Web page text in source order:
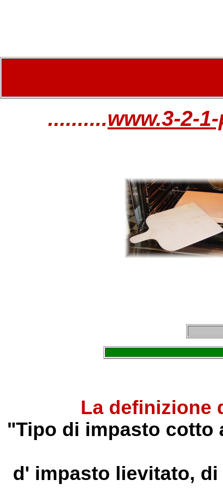
..........www.3-2-
La definizione
"Tipo di impasto cotto
d' impasto lievitato,